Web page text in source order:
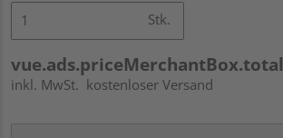
Stk.
vue.ads.priceMerchantBox.total
inkl. MwSt. kostenloser Versand